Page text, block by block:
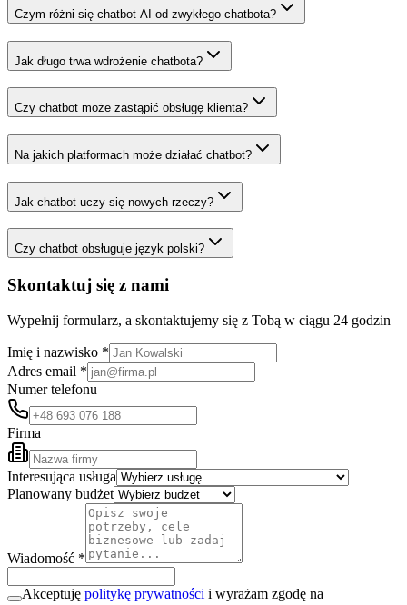
Czym różni się chatbot AI od zwykłego chatbota?
Jak długo trwa wdrożenie chatbota?
Czy chatbot może zastąpić obsługę klienta?
Na jakich platformach może działać chatbot?
Jak chatbot uczy się nowych rzeczy?
Czy chatbot obsługuje język polski?
Skontaktuj się z nami
Wypełnij formularz, a skontaktujemy się z Tobą w ciągu 24 godzin
Imię i nazwisko *
Adres email *
Numer telefonu
Firma
Interesująca usługa
Planowany budżet
Wiadomość *
Akceptuję politykę prywatności i wyrażam zgodę na